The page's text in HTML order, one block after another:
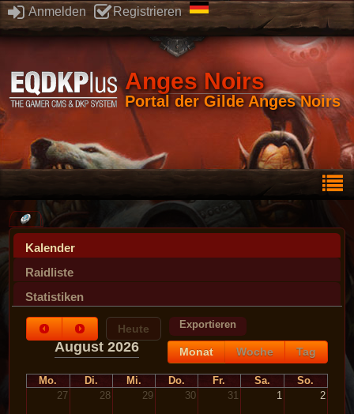
Anmelden Registrieren
Anges Noirs
Portal der Gilde Anges Noirs
Kalender
Raidliste
Statistiken
Heute Exportieren
Monat Woche Tag
August 2026
Mo. Di. Mi. Do. Fr. Sa.
So.
27
28 29 30 31 1 2